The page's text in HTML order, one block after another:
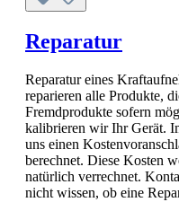
Reparatur
Reparatur eines
reparieren alle Produkte,
Fremdprodukte sofern
kalibrieren wir Ihr Gerät.
uns einen
berechnet. Diese Kosten
natürlich verrechnet.
nicht wissen, ob eine